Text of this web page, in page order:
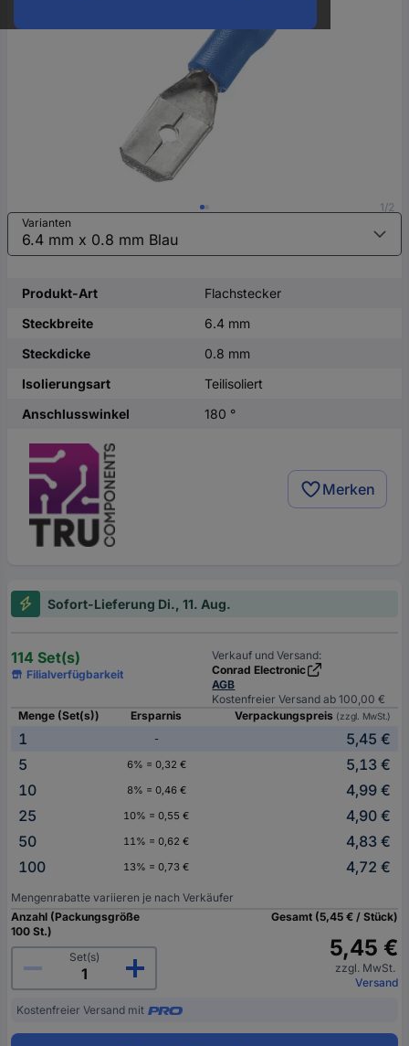
1/2
Varianten
Produkt-Art
Flachstecker
Steckbreite
6.4 mm
Steckdicke
0.8 mm
Isolierungsart
Teilisoliert
Anschlusswinkel
180 °
Merken
Sofort-Lieferung Di., 11. Aug.
114 Set(s)
Filialverfügbarkeit
Verkauf und Versand:
Conrad Electronic
AGB
Kostenfreier Versand ab 100,00 €
Menge (Set(s))
Ersparnis Verpackungspreis (zzgl. MwSt.)
1 -
5,45 €
5
6% = 0,32 €
5,13 €
10
8% = 0,46 €
4,99 €
25
10% = 0,55 €
4,90 €
50
11% = 0,62 €
4,83 €
100
13% = 0,73 € 4,72 €
Mengenrabatte variieren je nach Verkäufer
Anzahl (Packungsgröße
100 St.)
Set(s)
Gesamt (5,45 € / Stück)
5,45 €
zzgl. MwSt.
Versand
Kostenfreier Versand mit